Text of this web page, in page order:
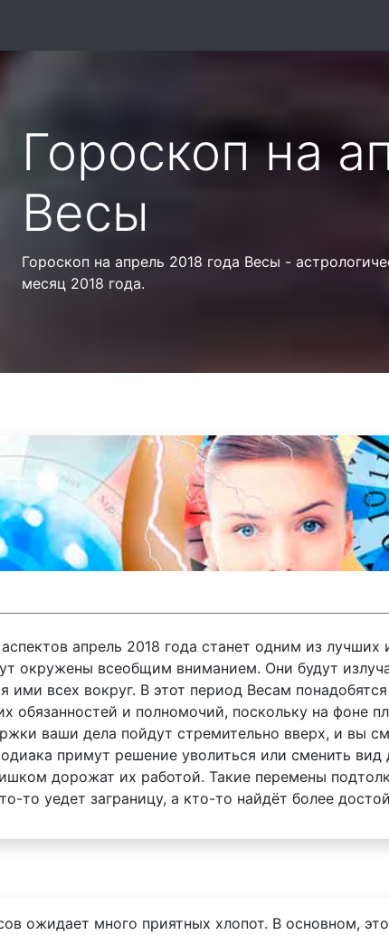
Гороскоп на
Весы
Гороскоп на апрель 2018 года Весы -
месяц 2018 года.
апрель 2018 года станет одним из
окружены всеобщим вниманием. Они будут
ими всех вокруг. В этот период Весам
обязанностей и полномочий, поскольку на фоне
ваши дела пойдут стремительно вверх, и вы
примут решение уволиться или сменить вид
дорожат их работой. Такие перемены
то уедет заграницу, а кто-то найдёт более
ожидает много приятных хлопот. В основном,